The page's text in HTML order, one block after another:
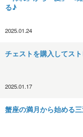
る♪
2025.01.24
チェストを購入してス
2025.01.17
蟹座の満月から始める